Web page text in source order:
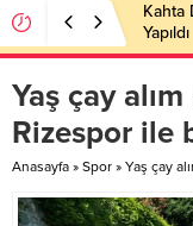
Kahta
Yapıldı
Yaş çay
Rizespor ile
Anasayfa » Spor » Yaş çay